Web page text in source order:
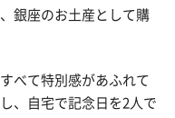
銀座のお土産として購
べて特別感があふれて
、自宅で記念日を2人で